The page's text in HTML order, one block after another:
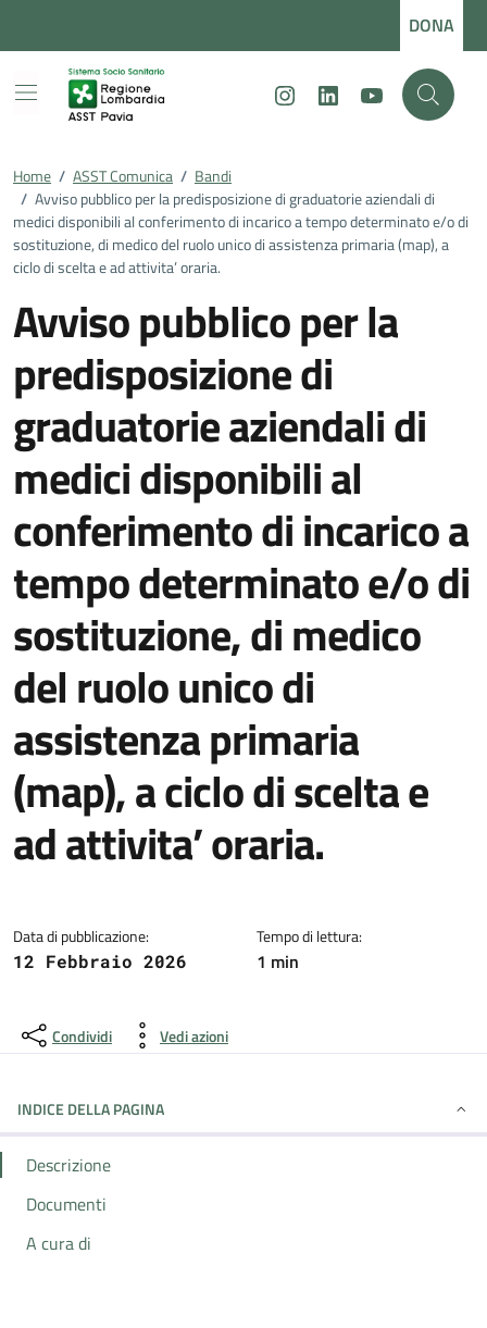
DONA
InstagramLinkedInYoutube
Home / ASST Comunica / Bandi
/ Avviso pubblico per la predisposizione di graduatorie aziendali di
medici disponibili al conferimento di incarico a tempo determinato e/o di
sostituzione, di medico del ruolo unico di assistenza primaria (map), a
ciclo di scelta e ad attivita’ oraria.
Avviso pubblico per la
predisposizione di
graduatorie aziendali di
medici disponibili al
conferimento di incarico a
tempo determinato e/o di
sostituzione, di medico
del ruolo unico di
assistenza primaria
(map), a ciclo di scelta e
ad attivita’ oraria.
Data di pubblicazione:
12 Febbraio 2026
Tempo di lettura:
1 min
Condividi Vedi azioni
INDICE DELLA PAGINA
Descrizione
Documenti
A cura di